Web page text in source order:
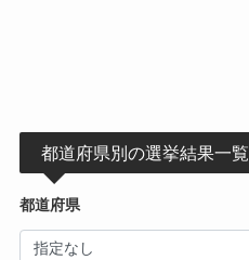
都道府県別の選挙結果一覧
都道府県